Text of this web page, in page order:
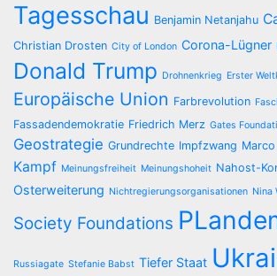
Tagesschau Benjamin Netanjahu
Christian Drosten City of London Corona-Lügner
Donald Trump Drohnenkrieg Erster
Europäische Union Farbrevolution
Fassadendemokratie Friedrich Merz Gates
Geostrategie Grundrechte Impfzwang
Kampf Meinungsfreiheit Meinungshoheit Nahost-
Osterweiterung Nichtregierungsorganisationen Nina
Society Foundations
Russiagate Stefanie Babst Tiefer Staat